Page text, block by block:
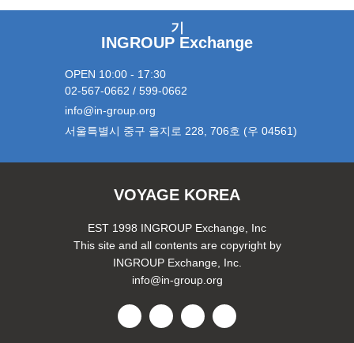
기
INGROUP Exchange
OPEN 10:00 - 17:30
02-567-0662 / 599-0662
info@in-group.org
서울특별시 중구 을지로 228, 706호 (우 04561)
VOYAGE KOREA
EST 1998 INGROUP Exchange, Inc
This site and all contents are copyright by
INGROUP Exchange, Inc.
info@in-group.org